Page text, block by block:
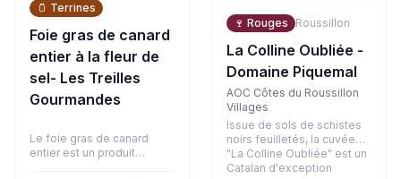
🫙 Terrines
Foie gras de canard
entier à la fleur de
sel- Les Treilles
Gourmandes
Le foie gras de canard
entier est un produit
🍷 Rouges Roussillon
La Colline Oubliée -
Domaine Piquemal
AOC Côtes du Roussillon
Villages
Issue de sols de schistes
noirs feuilletés, la cuvée
"La Colline Oubliée" est un
Catalan d'exception